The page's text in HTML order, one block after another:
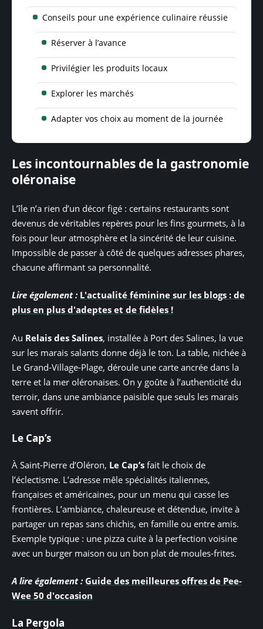
Conseils pour une expérience culinaire réussie
Réserver à l’avance
Privilégier les produits locaux
Explorer les marchés
Adapter vos choix au moment de la journée
Les incontournables de la gastronomie
oléronaise
L’île n’a rien d’un décor figé : certains restaurants sont
devenus de véritables repères pour les fins gourmets, à la
fois pour leur atmosphère et la sincérité de leur cuisine.
Impossible de passer à côté de quelques adresses phares,
chacune affirmant sa personnalité.
Lire également : L'actualité féminine sur les blogs : de
plus en plus d'adeptes et de fidèles !
Au Relais des Salines, installée à Port des Salines, la vue
sur les marais salants donne déjà le ton. La table, nichée à
Le Grand-Village-Plage, déroule une carte ancrée dans la
terre et la mer oléronaises. On y goûte à l’authenticité du
terroir, dans une ambiance paisible que seuls les marais
savent offrir.
Le Cap’s
À Saint-Pierre d’Oléron, Le Cap’s fait le choix de
l’éclectisme. L’adresse mêle spécialités italiennes,
françaises et américaines, pour un menu qui casse les
frontières. L’ambiance, chaleureuse et détendue, invite à
partager un repas sans chichis, en famille ou entre amis.
Exemple typique : une pizza cuite à la perfection voisine
avec un burger maison ou un bon plat de moules-frites.
A lire également : Guide des meilleures offres de Pee-
Wee 50 d'occasion
La Pergola